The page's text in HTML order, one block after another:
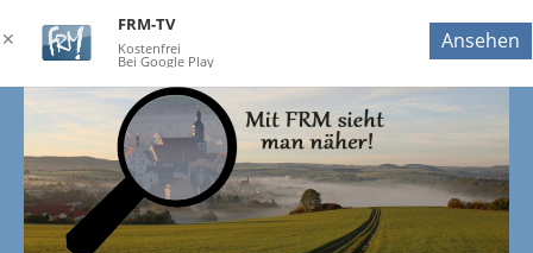
✕
FRM-TV
Kostenfrei
Bei Google Play
Ansehen